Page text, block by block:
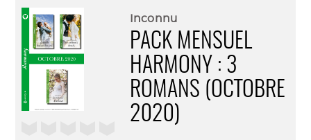
Inconnu
PACK MENSUEL
HARMONY : 3
ROMANS (OCTOBRE
2020)